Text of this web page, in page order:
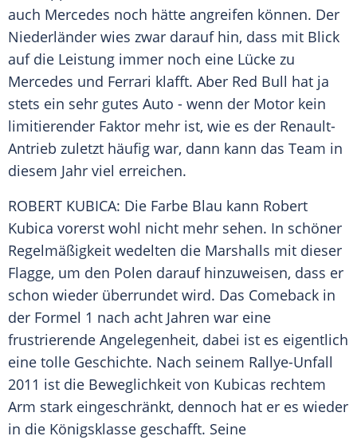
auch Mercedes noch hätte angreifen können. Der
Niederländer wies zwar darauf hin, dass mit Blick
auf die Leistung immer noch eine Lücke zu
Mercedes und Ferrari klafft. Aber Red Bull hat ja
stets ein sehr gutes Auto - wenn der Motor kein
limitierender Faktor mehr ist, wie es der Renault-
Antrieb zuletzt häufig war, dann kann das Team in
diesem Jahr viel erreichen.
ROBERT KUBICA: Die Farbe Blau kann Robert
Kubica vorerst wohl nicht mehr sehen. In schöner
Regelmäßigkeit wedelten die Marshalls mit dieser
Flagge, um den Polen darauf hinzuweisen, dass er
schon wieder überrundet wird. Das Comeback in
der Formel 1 nach acht Jahren war eine
frustrierende Angelegenheit, dabei ist es eigentlich
eine tolle Geschichte. Nach seinem Rallye-Unfall
2011 ist die Beweglichkeit von Kubicas rechtem
Arm stark eingeschränkt, dennoch hat er es wieder
in die Königsklasse geschafft. Seine